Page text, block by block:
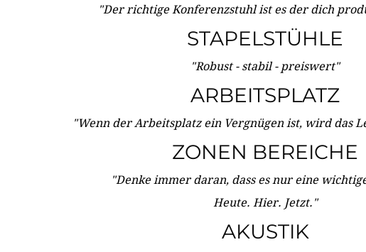
"Der richtige Konferenzstuhl ist es der dich
STAPELSTÜHLE
"Robust - stabil - preiswert"
ARBEITSPLATZ
"Wenn der Arbeitsplatz ein Vergnügen ist, wird das
ZONEN BEREICHE
"Denke immer daran, dass es nur eine
Heute. Hier. Jetzt."
AKUSTIK